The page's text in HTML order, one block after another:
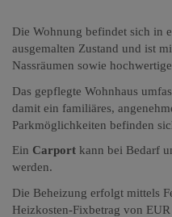
Die Wohnung befindet sich in
ausgemalten Zustand und ist
Nassräumen sowie
Das gepflegte Wohnhaus
damit ein familiäres,
Parkmöglichkeiten befinden
Ein Carport kann bei Bedarf
werden.
Die Beheizung erfolgt mittels
Heizkosten-Fixbetrag von